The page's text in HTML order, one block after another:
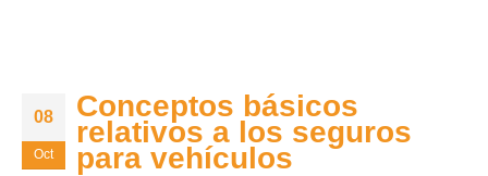
08
Oct
Conceptos básicos
relativos a los seguros
para vehículos